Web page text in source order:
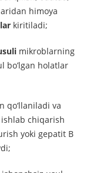
himoya
kiritiladi;
mikroblarning
bo’lgan holatlar
qo‘llaniladi va
chiqarish
yoki gepatit B